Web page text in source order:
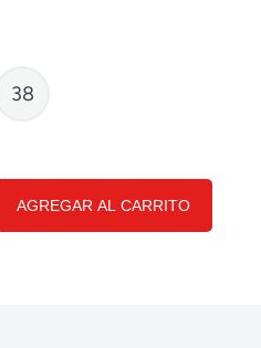
38
AGREGAR AL CARRITO